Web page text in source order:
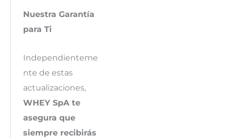
Nuestra Garantía
para Ti
Independienteme
nte de estas
actualizaciones,
WHEY SpA te
asegura que
siempre recibirás